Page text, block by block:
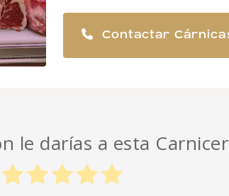
Contactar
le darías a esta